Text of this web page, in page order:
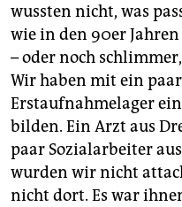
wussten nicht, was
wie in den 90er
– oder noch
Wir haben mit ein
Erstaufnahmelager
bilden. Ein Arzt aus
paar Sozialarbeiter
wurden wir nicht
nicht dort. Es war